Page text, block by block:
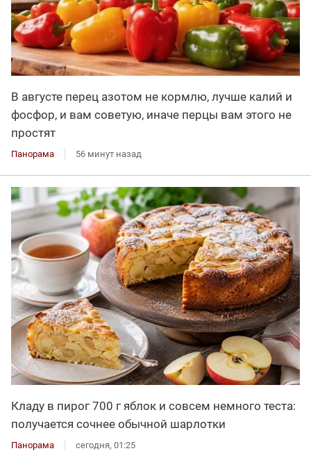
В августе перец азотом не кормлю, лучше калий и
фосфор, и вам советую, иначе перцы вам этого не
простят
Панорама 56 минут назад
Кладу в пирог 700 г яблок и совсем немного теста:
получается сочнее обычной шарлотки
Панорама сегодня, 01:25